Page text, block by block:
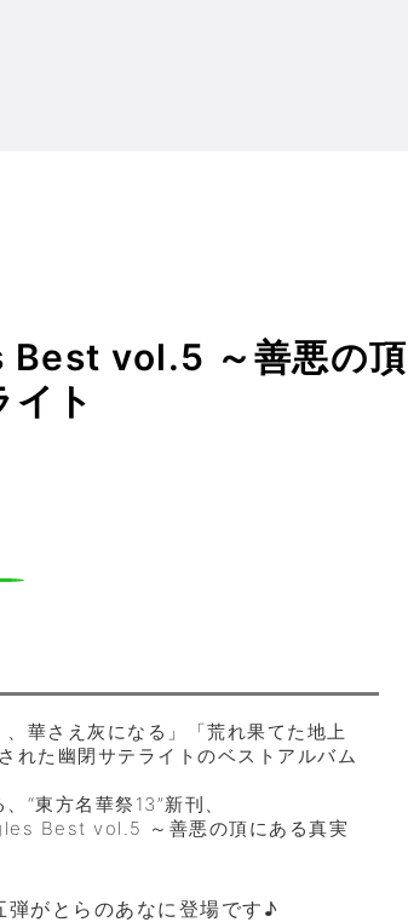
vol.5 ～善悪の頂
イト
華さえ灰になる」「荒れ果てた地上
れた幽閉サテライトのベストアルバム
“東方名華祭13”新刊、
Best vol.5 ～善悪の頂にある真実
がとらのあなに登場です♪